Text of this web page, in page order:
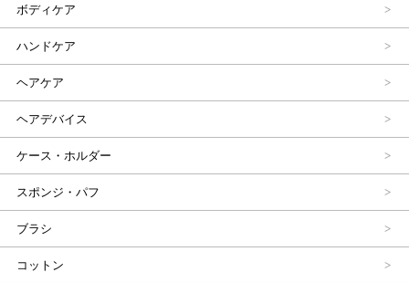
ボディケア
ハンドケア
ヘアケア
ヘアデバイス
ケース・ホルダー
スポンジ・パフ
ブラシ
コットン